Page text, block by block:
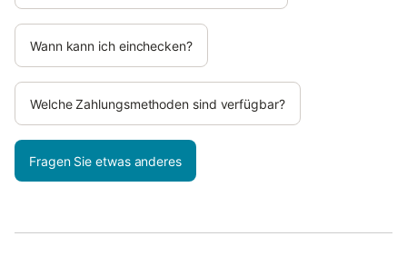
Wann kann ich einchecken?
Welche Zahlungsmethoden sind verfügbar?
Fragen Sie etwas anderes